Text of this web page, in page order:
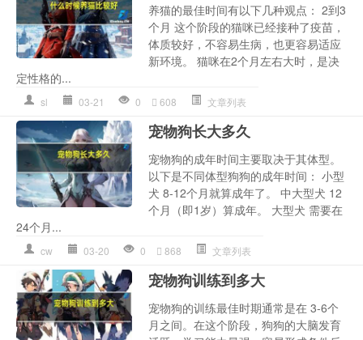
养猫的最佳时间有以下几种观点： 2到3
个月 这个阶段的猫咪已经接种了疫苗，
体质较好，不容易生病，也更容易适应
新环境。 猫咪在2个月左右大时，是决
定性格的...
sl 03-21 0 608 文章列表
宠物狗长大多久
宠物狗的成年时间主要取决于其体型。
以下是不同体型狗狗的成年时间： 小型
犬 8-12个月就算成年了。 中大型犬 12
个月（即1岁）算成年。 大型犬 需要在
24个月...
cw 03-20 0 868 文章列表
宠物狗训练到多大
宠物狗的训练最佳时期通常是在 3-6个
月之间。在这个阶段，狗狗的大脑发育